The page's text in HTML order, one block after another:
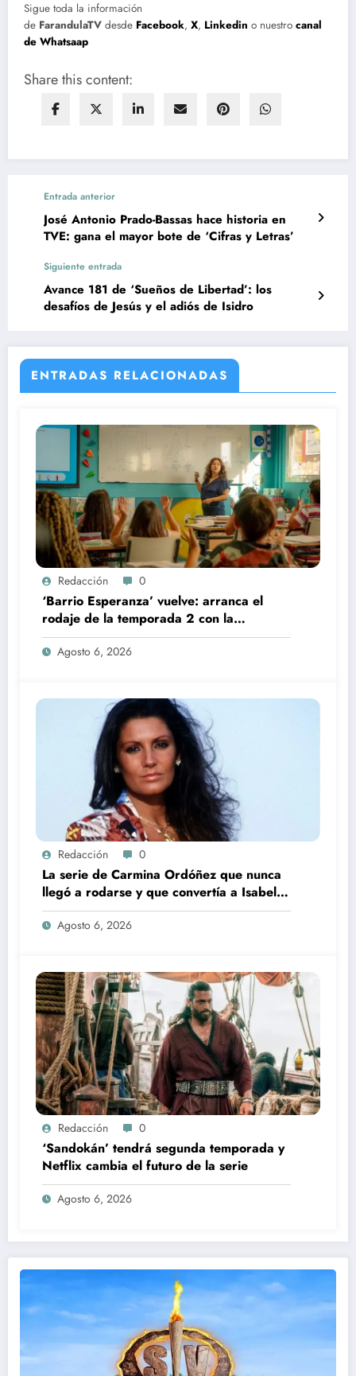
Sigue toda la información
de FarandulaTV desde Facebook, X, Linkedin o nuestro canal
de Whatsaap
Share this content:
Entrada anterior
José Antonio Prado-Bassas hace historia en
TVE: gana el mayor bote de ‘Cifras y Letras’
Siguiente entrada
Avance 181 de ‘Sueños de Libertad’: los
desafíos de Jesús y el adiós de Isidro
ENTRADAS RELACIONADAS
Redacción 0
‘Barrio Esperanza’ vuelve: arranca el
rodaje de la temporada 2 con la
incorporación de María Castro
Agosto 6, 2026
Redacción 0
La serie de Carmina Ordóñez que nunca
llegó a rodarse y que convertía a Isabel
Pantoja en la gran antagonista
Agosto 6, 2026
Redacción 0
‘Sandokán’ tendrá segunda temporada y
Netflix cambia el futuro de la serie
Agosto 6, 2026